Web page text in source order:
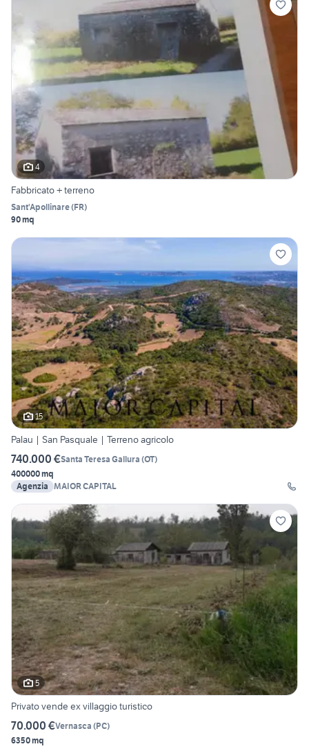
4
Fabbricato + terreno
Sant'Apollinare(FR)
90 mq
15
Palau | San Pasquale | Terreno agricolo
740.000 €Santa Teresa Gallura (OT)
400000 mq
Agenzia MAIOR CAPITAL
5
Privato vende ex villaggio turistico
70.000 €Vernasca (PC)
6350 mq